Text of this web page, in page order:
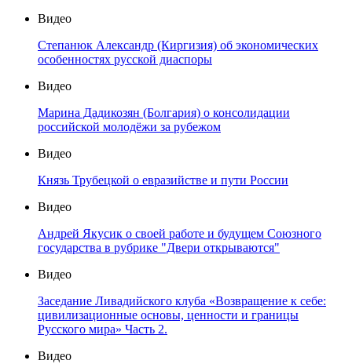
Видео
Степанюк Александр (Киргизия) об экономических
особенностях русской диаспоры
Видео
Марина Дадикозян (Болгария) о консолидации
российской молодёжи за рубежом
Видео
Князь Трубецкой о евразийстве и пути России
Видео
Андрей Якусик о своей работе и будущем Союзного
государства в рубрике "Двери открываются"
Видео
Заседание Ливадийского клуба «Возвращение к себе:
цивилизационные основы, ценности и границы
Русского мира» Часть 2.
Видео